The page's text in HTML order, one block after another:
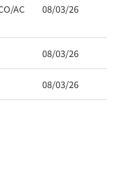
AC
08/03/26
08/03/26
08/03/26